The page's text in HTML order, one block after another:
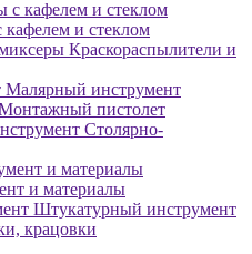
и стеклом
Краскораспылители и
Малярный инструмент
пистолет
Столярно-
и материалы
Штукатурный инструмент
крацовки